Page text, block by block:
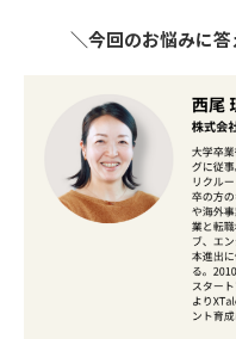
＼今回のお悩みに